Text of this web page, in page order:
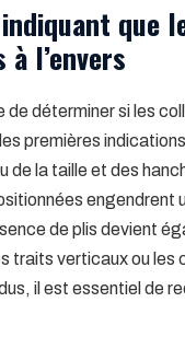
que
l’envers
de déterminer si les
des premières
de la taille et des
engendrent
de plis devient
traits verticaux ou les
il est essentiel de